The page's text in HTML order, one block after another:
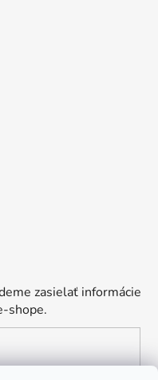
zasielať informácie
shope.